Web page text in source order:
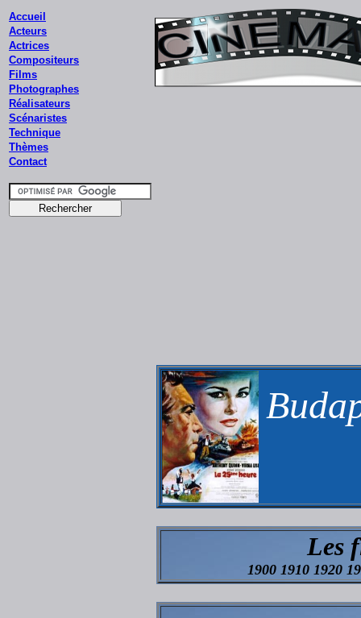
Accueil
Acteurs
Actrices
Compositeurs
Films
Photographes
Réalisateurs
Scénaristes
Technique
Thèmes
Contact
Les
1900 1910 1920